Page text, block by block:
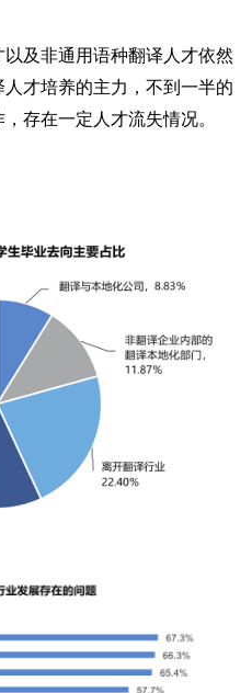
及非通用语种翻译人才依然
才培养的主力，不到一半的
存在一定人才流失情况。